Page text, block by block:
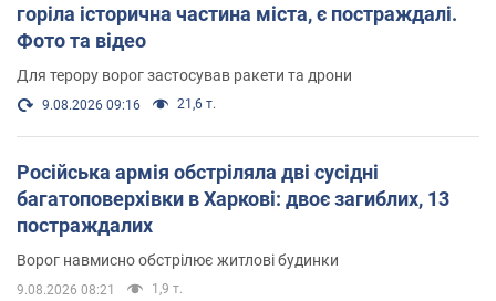
горіла історична частина міста, є постраждалі.
Фото та відео
Для терору ворог застосував ракети та дрони
9.08.2026 09:16 21,6 т.
Російська армія обстріляла дві сусідні
багатоповерхівки в Харкові: двоє загиблих, 13
постраждалих
Ворог навмисно обстрілює житлові будинки
9.08.2026 08:21 1,9 т.